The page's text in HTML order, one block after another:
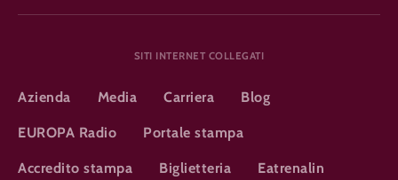
SITI INTERNET COLLEGATI
Azienda Media Carriera Blog
EUROPA Radio Portale stampa
Accredito stampa Biglietteria Eatrenalin